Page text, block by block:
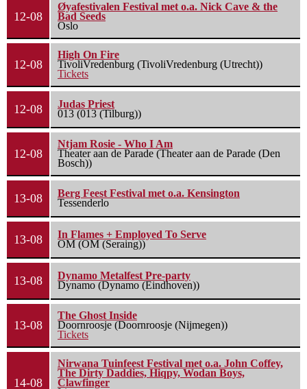
12-08
Øyafestivalen Festival met o.a. Nick Cave & the
Bad Seeds
Oslo
12-08
High On Fire
TivoliVredenburg (TivoliVredenburg (Utrecht))
Tickets
12-08
Judas Priest
013 (013 (Tilburg))
12-08
Ntjam Rosie - Who I Am
Theater aan de Parade (Theater aan de Parade (Den
Bosch))
13-08
Berg Feest Festival met o.a. Kensington
Tessenderlo
13-08
In Flames + Employed To Serve
OM (OM (Seraing))
13-08
Dynamo Metalfest Pre-party
Dynamo (Dynamo (Eindhoven))
13-08
The Ghost Inside
Doornroosje (Doornroosje (Nijmegen))
Tickets
14-08
Nirwana Tuinfeest Festival met o.a. John Coffey,
The Dirty Daddies, Hiqpy, Wodan Boys,
Clawfinger